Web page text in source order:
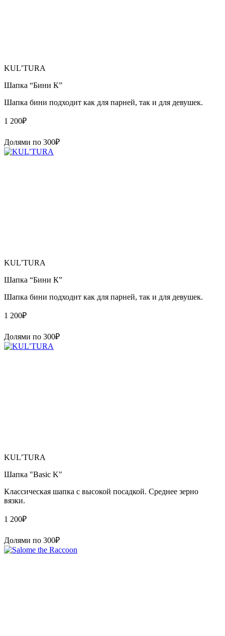
KUL’TURA
Шапка “Бини К”
Шапка бини подходит как для парней, так и для девушек.
1 200₽
Долями по 300₽
KUL’TURA
Шапка “Бини К”
Шапка бини подходит как для парней, так и для девушек.
1 200₽
Долями по 300₽
KUL’TURA
Шапка "Basic K"
Классическая шапка с высокой посадкой. Среднее зерно
вязки.
1 200₽
Долями по 300₽